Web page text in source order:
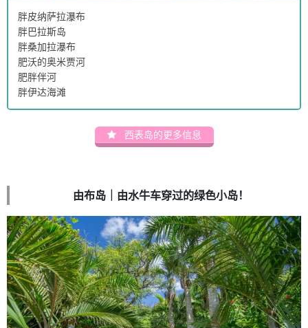
胖皮纳萨拉瀑布
胖巴拉斯岛
胖桑加拉瀑布
肥沃的奥米贾河
肥胖伴河
胖伊达海滩
西表岛的更多信息
由布岛｜由水牛车穿过的绿色小岛！